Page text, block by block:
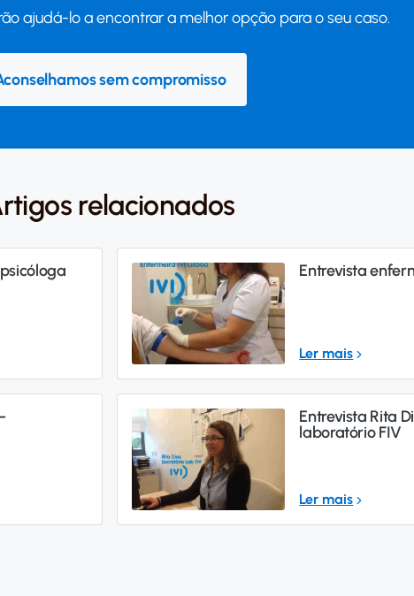
ajudá-lo a encontrar a melhor opção para o seu caso.
sem compromisso
relacionados
Entrevista
Ler mais
Entrevista Rita
laboratório FIV
Ler mais